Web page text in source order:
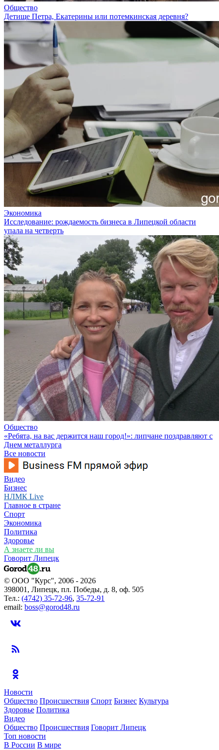
Общество
Детище Петра, Екатерины или потемкинская деревня?
Экономика
Исследование: рождаемость бизнеса в Липецкой области
упала на четверть
Общество
«Ребята, на вас держится наш город!»: липчане поздравляют с
Днем металлурга
Все новости
Видео
Бизнес
НЛМК Live
Главное в стране
Спорт
Экономика
Политика
Здоровье
А знаете ли вы
Говорит Липецк
© ООО "Курс", 2006 - 2026
398001, Липецк, пл. Победы, д. 8, оф. 505
Тел.: (4742) 35-72-96, 35-72-91
email: boss@gorod48.ru
Новости
Общество Происшествия Спорт Бизнес Культура
Здоровье Политика
Видео
Общество Происшествия Говорит Липецк
Топ новости
В России В мире